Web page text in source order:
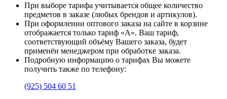
При выборе тарифа учитывается общее количество
предметов в заказе (любых брендов и артикулов).
При оформлении оптового заказа на сайте в корзине
отображается только тариф «А». Ваш тариф,
соответствующий объёму Вашего заказа, будет
применён менеджером при обработке заказа.
Подробную информацию о тарифах Вы можете
получить также по телефону:
(925) 504 60 51